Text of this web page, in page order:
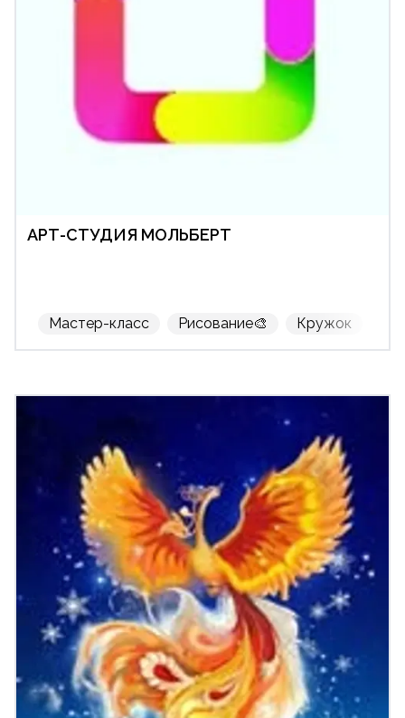
АРТ-СТУДИЯ МОЛЬБЕРТ
Мастер-класс Рисование🎨 Кружок